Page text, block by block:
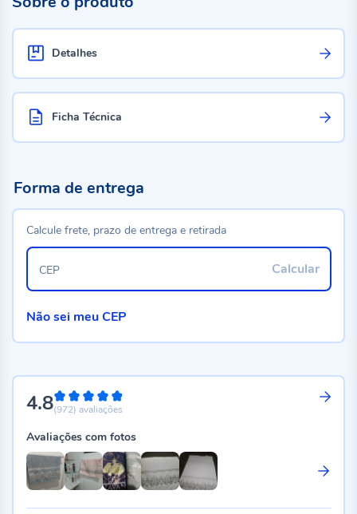
Detalhes
Ficha Técnica
4.896%
(972) avaliações
Avaliações com fotos
Forma de entrega
Calcule frete, prazo de entrega e retirada
Calcular
CEP
Não sei meu CEP